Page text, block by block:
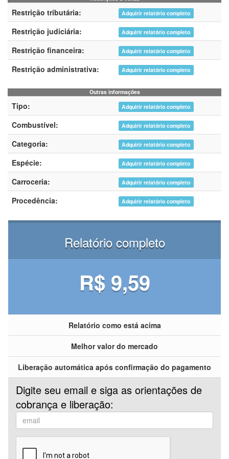
Restrição tributária: Adquirir relatório completo
Restrição judiciária: Adquirir relatório completo
Restrição financeira: Adquirir relatório completo
Restrição administrativa: Adquirir relatório completo
Outras informações
Tipo: Adquirir relatório completo
Combustível: Adquirir relatório completo
Categoria: Adquirir relatório completo
Espécie: Adquirir relatório completo
Carroceria: Adquirir relatório completo
Procedência: Adquirir relatório completo
Relatório completo
R$ 9,59
Relatório como está acima
Melhor valor do mercado
Liberação automática após confirmação do pagamento
Digite seu email e siga as orientações de
cobrança e liberação: